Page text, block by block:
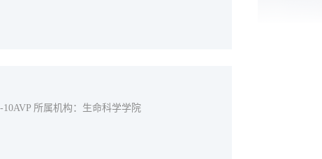
所属机构：生命科学学院